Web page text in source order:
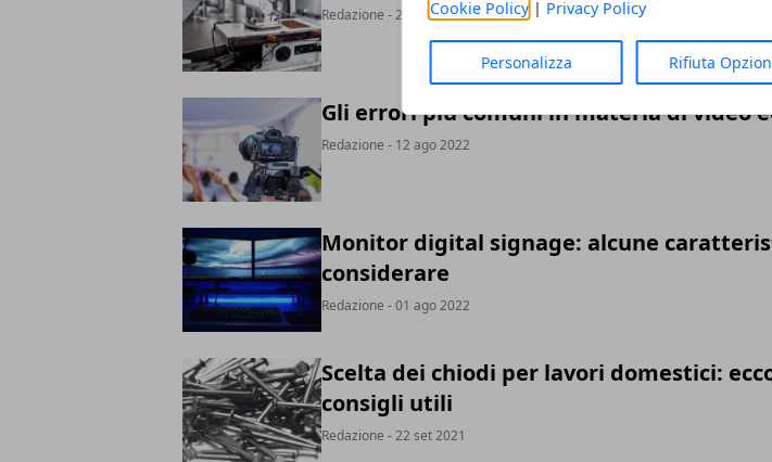
Cookie Policy| Privacy Policy
Personalizza Rifiuta
Redazione - 28 set 2022
Gli errori più comuni in materia di video
Redazione - 12 ago 2022
Monitor digital signage: alcune
considerare
Redazione - 01 ago 2022
Scelta dei chiodi per lavori domestici:
consigli utili
Redazione - 22 set 2021